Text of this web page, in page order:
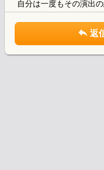
自分は一度もその演出
返